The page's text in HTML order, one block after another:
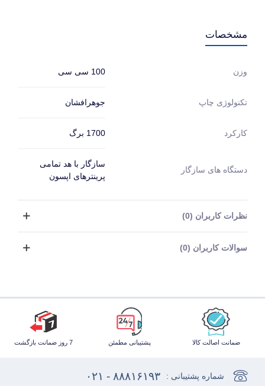
مشخصات
وزن 100 سی سی
تکنولوژی چاپ جوهرافشان
کارکرد 1700 برگ
دستگاه های سازگار
سازگار با هد تمامی
پرینترهای اپسون
نظرات کاربران (0)
سوالات کاربران (0)
ضمانت اصالت کالا پشتیبانی مطمئن 7 روز ضمانت بازگشت
شماره پشتیبانی : ۸۸۸۱۶۱۹۳ - ۰۲۱